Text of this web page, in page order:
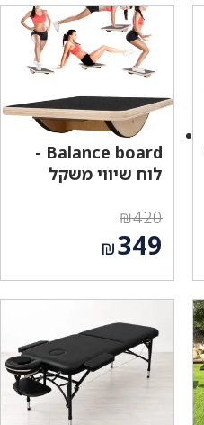
₪590.
הוא:
₪491.
Balance board -
לוח שיווי משקל
₪420
המחיר
המקורי
היה:
₪420.
₪349
₪349.